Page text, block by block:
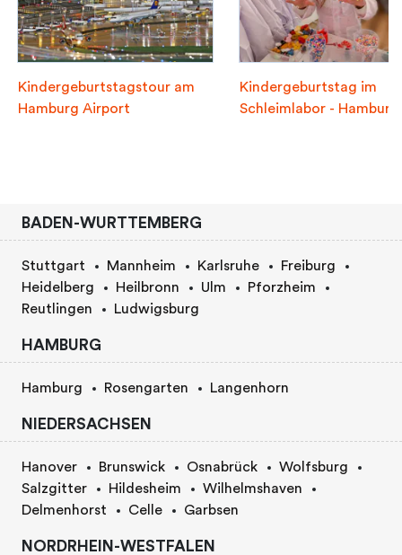
Kindergeburtstagstour am
Hamburg Airport
Kindergeburtstag im
Schleimlabor - Hamburg
BADEN-WURTTEMBERG
Stuttgart Mannheim Karlsruhe
Freiburg
Heidelberg
Heilbronn Ulm
Pforzheim
Reutlingen
Ludwigsburg
HAMBURG
Hamburg Rosengarten Langenhorn
NIEDERSACHSEN
Hanover Brunswick Osnabrück
Wolfsburg
Salzgitter
Hildesheim
Wilhelmshaven
Delmenhorst
Celle Garbsen
NORDRHEIN-WESTFALEN